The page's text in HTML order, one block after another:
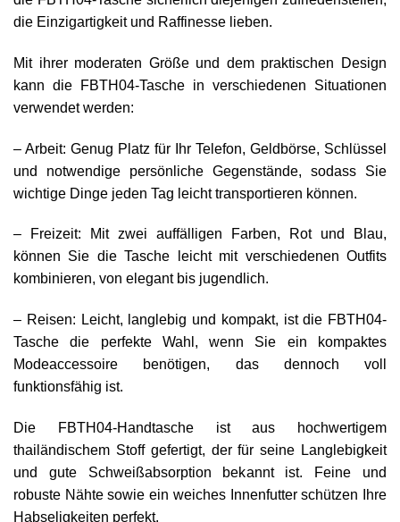
die Einzigartigkeit und Raffinesse lieben.
Mit ihrer moderaten Größe und dem praktischen Design
kann die FBTH04-Tasche in verschiedenen Situationen
verwendet werden:
– Arbeit: Genug Platz für Ihr Telefon, Geldbörse, Schlüssel
und notwendige persönliche Gegenstände, sodass Sie
wichtige Dinge jeden Tag leicht transportieren können.
– Freizeit: Mit zwei auffälligen Farben, Rot und Blau,
können Sie die Tasche leicht mit verschiedenen Outfits
kombinieren, von elegant bis jugendlich.
– Reisen: Leicht, langlebig und kompakt, ist die FBTH04-
Tasche die perfekte Wahl, wenn Sie ein kompaktes
Modeaccessoire benötigen, das dennoch voll
funktionsfähig ist.
Die FBTH04-Handtasche ist aus hochwertigem
thailändischem Stoff gefertigt, der für seine Langlebigkeit
und gute Schweißabsorption bekannt ist. Feine und
robuste Nähte sowie ein weiches Innenfutter schützen Ihre
Habseligkeiten perfekt.